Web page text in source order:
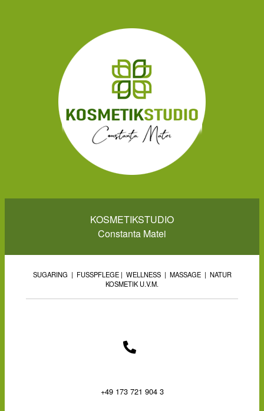
KOSMETIKSTUDIO
Constanta Matei
SUGARING | FUSSPFLEGE | WELLNESS | MASSAGE | NATUR
KOSMETIK U.V.M.
+49 173 721 904 3